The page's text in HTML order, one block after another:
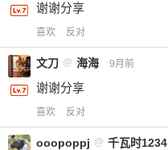
谢谢分享
喜欢 反对
文刀 @ 海海 9月前
谢谢分享
喜欢 反对
ooopoppj @ 千瓦时1234